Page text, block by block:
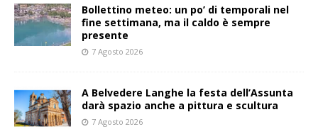
Bollettino meteo: un po’ di temporali nel
fine settimana, ma il caldo è sempre
presente
7 Agosto 2026
A Belvedere Langhe la festa dell’Assunta
darà spazio anche a pittura e scultura
7 Agosto 2026